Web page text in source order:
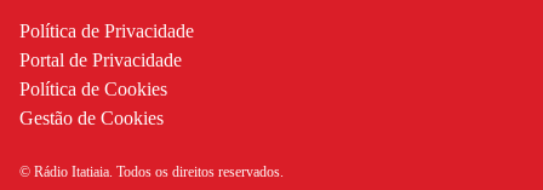
Política de Privacidade
Portal de Privacidade
Política de Cookies
Gestão de Cookies
© Rádio Itatiaia. Todos os direitos reservados.